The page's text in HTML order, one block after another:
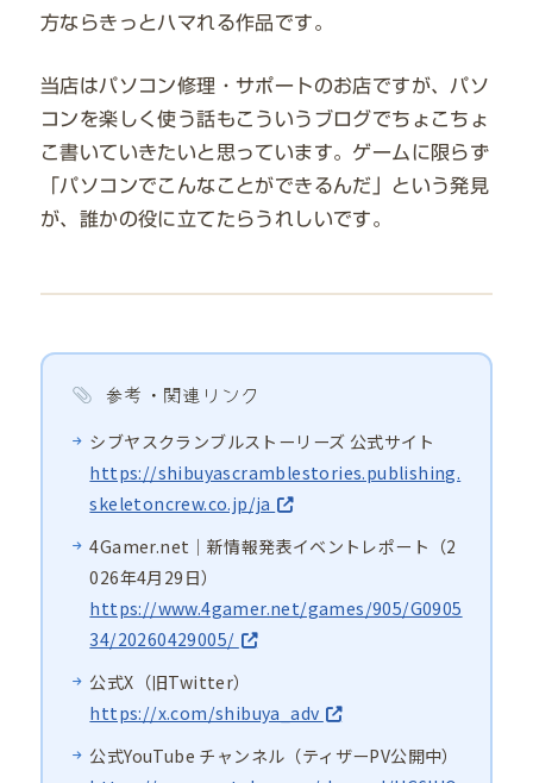
方ならきっとハマれる作品です。
当店はパソコン修理・サポートのお店ですが、パソ
コンを楽しく使う話もこういうブログでちょこちょ
こ書いていきたいと思っています。ゲームに限らず
「パソコンでこんなことができるんだ」という発見
が、誰かの役に立てたらうれしいです。
参考・関連リンク
シブヤスクランブルストーリーズ 公式サイト
https://shibuyascramblestories.publishing.
skeletoncrew.co.jp/ja
4Gamer.net｜新情報発表イベントレポート（2
026年4月29日）
https://www.4gamer.net/games/905/G0905
34/20260429005/
公式X（旧Twitter）
https://x.com/shibuya_adv
公式YouTube チャンネル（ティザーPV公開中）